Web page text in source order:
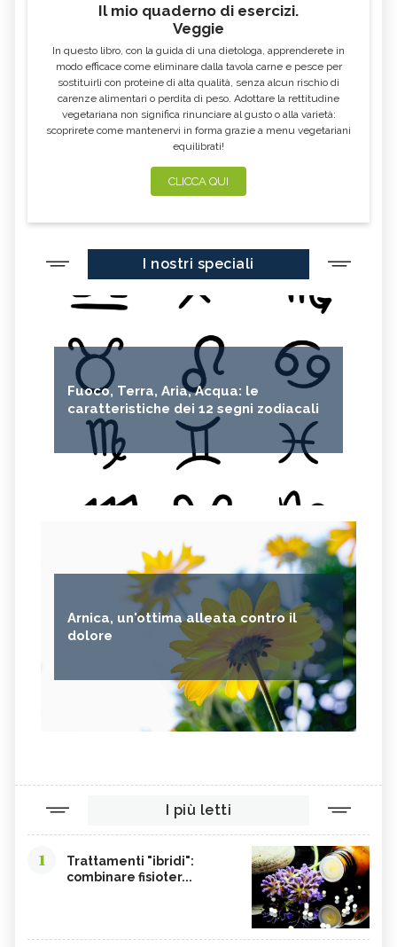
Il mio quaderno di esercizi.
Veggie
In questo libro, con la guida di una dietologa, apprenderete in
modo efficace come eliminare dalla tavola carne e pesce per
sostituirli con proteine di alta qualità, senza alcun rischio di
carenze alimentari o perdita di peso. Adottare la rettitudine
vegetariana non significa rinunciare al gusto o alla varietà:
scoprirete come mantenervi in forma grazie a menu vegetariani
equilibrati!
CLICCA QUI
I nostri speciali
Fuoco, Terra, Aria, Acqua: le
caratteristiche dei 12 segni zodiacali
Arnica, un'ottima alleata contro il
dolore
I più letti
1
Trattamenti "ibridi":
combinare fisioter...